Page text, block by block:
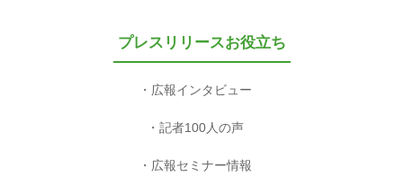
プレスリリースお役立ち
広報インタビュー
記者100人の声
広報セミナー情報